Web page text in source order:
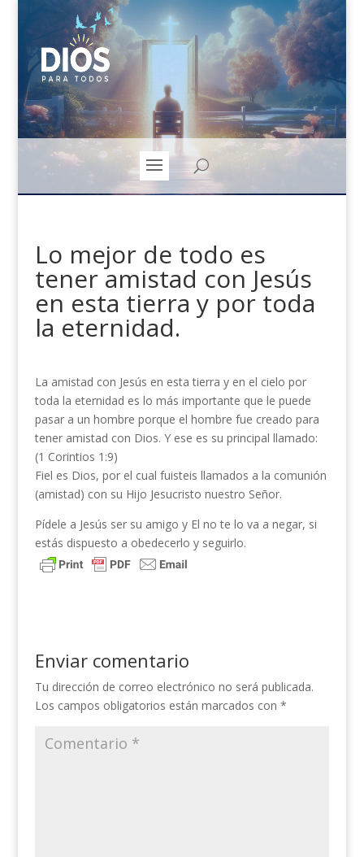
Lo mejor de todo es
tener amistad con Jesús
en esta tierra y por toda
la eternidad.
La amistad con Jesús en esta tierra y en el cielo por
toda la eternidad es lo más importante que le puede
pasar a un hombre porque el hombre fue creado para
tener amistad con Dios. Y ese es su principal llamado:
(1 Corintios 1:9)
Fiel es Dios, por el cual fuisteis llamados a la comunión
(amistad) con su Hijo Jesucristo nuestro Señor.
Pídele a Jesús ser su amigo y El no te lo va a negar, si
estás dispuesto a obedecerlo y seguirlo.
Enviar comentario
Tu dirección de correo electrónico no será publicada.
Los campos obligatorios están marcados con *